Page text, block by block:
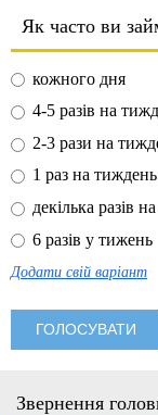
Як часто ви
кожного дня
4-5 разів на
2-3 рази на
1 раз на тиждень
декілька разів
6 разів у тижень
Додати свій варіант
Звернення